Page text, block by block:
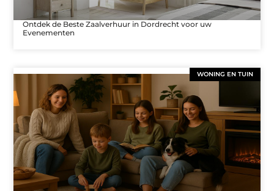
Ontdek de Beste Zaalverhuur in Dordrecht voor uw
Evenementen
WONING EN TUIN